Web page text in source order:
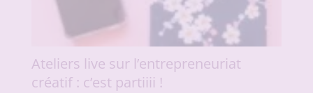
Ateliers live sur l’entrepreneuriat
créatif : c’est partiiii !